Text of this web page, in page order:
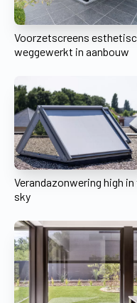
Voorzetscreens
weggewerkt in aanbouw
Verandazonwering high in
sky